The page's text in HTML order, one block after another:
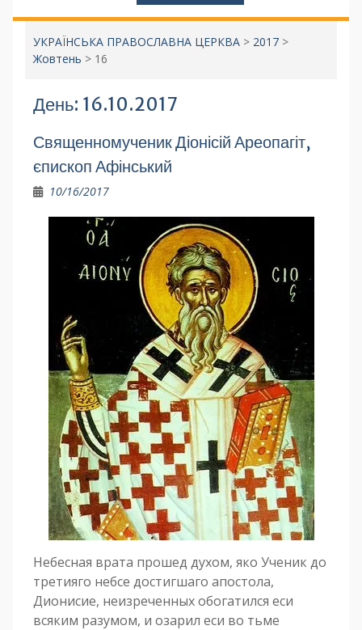
УКРАЇНСЬКА ПРАВОСЛАВНА ЦЕРКВА> 2017>
Жовтень > 16
День: 16.10.2017
Священномученик Діонісій Ареопагіт,
єпископ Афінський
10/16/2017
Небесная врата прошед духом, яко Ученик до
третияго небсе достигшаго апостола,
Дионисие, неизреченных обогатился eси
всяким разумом, и озарил eси во тьме